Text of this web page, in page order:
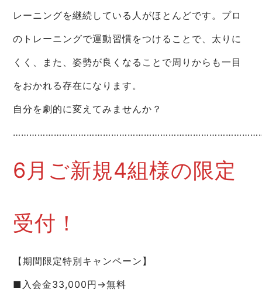
レーニングを継続している人がほとんどです。プロ
のトレーニングで運動習慣をつけることで、太りに
くく、また、姿勢が良くなることで周りからも一目
をおかれる存在になります。
自分を劇的に変えてみませんか？
6月ご新規4組様の限定
受付！
【期間限定特別キャンペーン】
■入会金33,000円→無料